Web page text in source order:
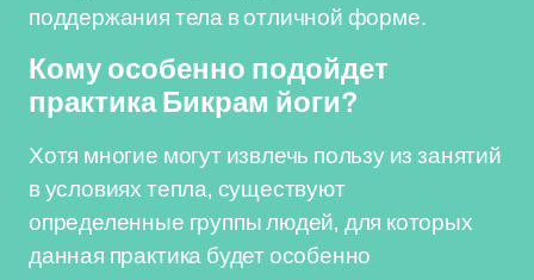
поддержания тела в отличной форме.
Кому особенно подойдет
практика Бикрам йоги?
Хотя многие могут извлечь пользу из занятий
в условиях тепла, существуют
определенные группы людей, для которых
данная практика будет особенно